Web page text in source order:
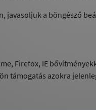
javasoljuk a böngésző
Firefox, IE
támogatás azokra